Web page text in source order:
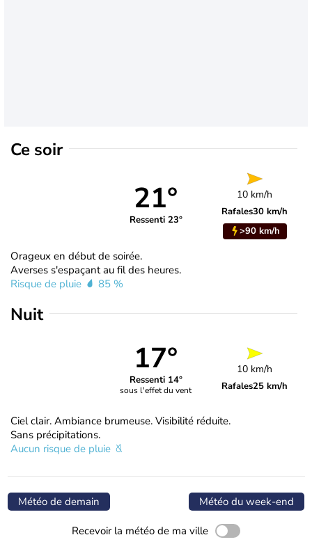
Ce soir
21°
Ressenti 23°
10 km/h
Rafales30 km/h
>90 km/h
Orageux en début de soirée.
Averses s'espaçant au fil des heures.
Risque de pluie
85 %
Nuit
17°
Ressenti 14°
sous l'effet du vent
10 km/h
Rafales25 km/h
Ciel clair. Ambiance brumeuse. Visibilité réduite.
Sans précipitations.
Aucun risque de pluie
Météo de demain Météo du week-end
Recevoir la météo de ma ville